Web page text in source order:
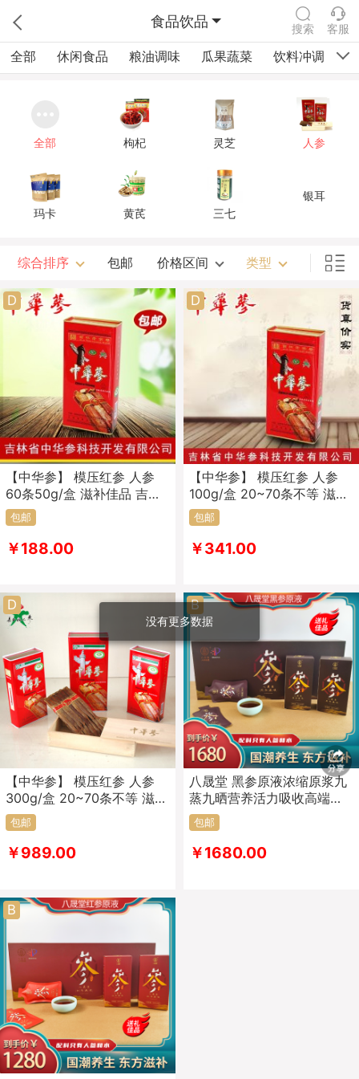
食品饮品 搜索 客服
全部 休闲食品 粮油调味 瓜果蔬菜 饮料冲调
全部 枸杞 灵芝 人参
玛卡 黄芪 三七
银耳
综合排序 包邮 价格区间 类型
D
【中华参】 模压红参 人参
60条50g/盒 滋补佳品 吉林
老字号
包邮
￥188.00
D
【中华参】 模压红参 人参
100g/盒 20~70条不等 滋补
佳品 吉林老字号
包邮
￥341.00
D
【中华参】 模压红参 人参
300g/盒 20~70条不等 滋补
佳品 吉林老字号
包邮
￥989.00
B
八晟堂 黑参原液浓缩原浆九
蒸九晒营养活力吸收高端礼
品35ml*30袋
包邮
￥1680.00
B
没有更多数据